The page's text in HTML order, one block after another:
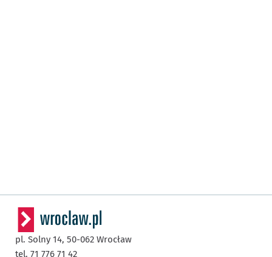
pl. Solny 14, 50-062 Wrocław
tel. 71 776 71 42